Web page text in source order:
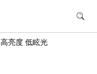
高亮度 低眩光